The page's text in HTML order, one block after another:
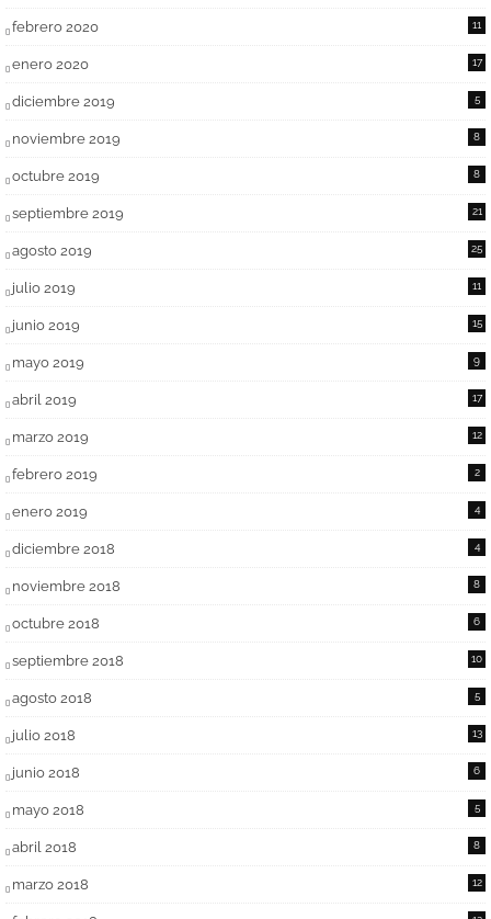
febrero 2020 11
enero 2020 17
diciembre 2019 5
noviembre 2019 8
octubre 2019 8
septiembre 2019 21
agosto 2019 25
julio 2019 11
junio 2019 15
mayo 2019 9
abril 2019 17
marzo 2019 12
febrero 2019 2
enero 2019 4
diciembre 2018 4
noviembre 2018 8
octubre 2018 6
septiembre 2018 10
agosto 2018 5
julio 2018 13
junio 2018 6
mayo 2018 5
abril 2018 8
marzo 2018 12